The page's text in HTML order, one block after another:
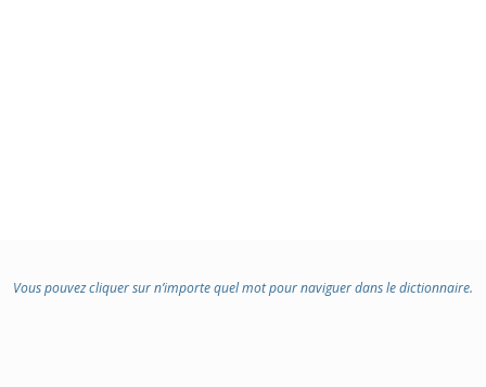
Vous pouvez cliquer sur n’importe quel mot pour naviguer dans le dictionnaire.